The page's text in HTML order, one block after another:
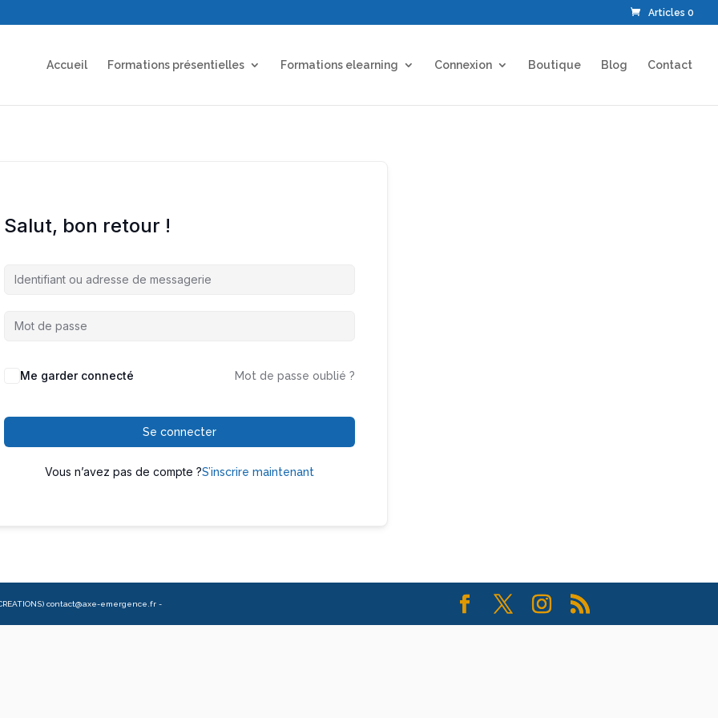
Articles 0
Accueil Formations présentielles Formations elearning Connexion Boutique Blog Contact
Salut, bon retour !
Me garder connecté Mot de passe oublié ?
Se connecter
Vous n’avez pas de compte ?S’inscrire maintenant
contact@axe-emergence.fr -